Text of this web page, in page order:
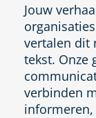
Jouw
vertalen dit
tekst. Onze
verbinden